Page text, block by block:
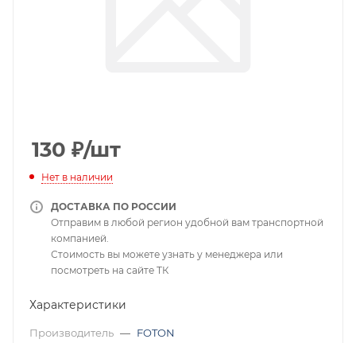
130 ₽/шт
Нет в наличии
ДОСТАВКА ПО РОССИИ
Отправим в любой регион удобной вам транспортной
компанией.
Стоимость вы можете узнать у менеджера или
посмотреть на сайте ТК
Характеристики
Производитель — FOTON